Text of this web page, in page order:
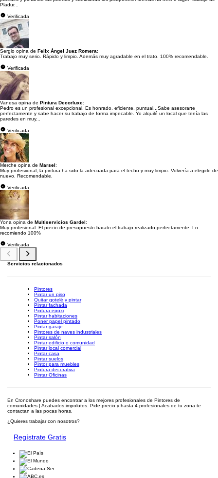
Pladur...
Verificada
Sergio opina de Felix Ángel Juez Romera:
Trabajo muy serio. Rápido y limpio. Además muy agradable en el trato. 100% recomendable.
Verificada
Vanesa opina de Pintura Decorluxe:
Pedro es un profesional excepcional. Es honrado, eficiente, puntual...Sabe asesorarte
perfectamente y sabe hacer su trabajo de forma impecable. Yo alquilé un local que tenía las
paredes en muy...
Verificada
Merche opina de Marsel:
Muy profesiional, la pintura ha sido la adecuada para el techo y muy limpio. Volvería a elegirle de
nuevo. Recomendable.
Verificada
Yona opina de Multiservicios Gardel:
Muy profesional. El precio de presupuesto barato el trabajo realizado perfectamente. Lo
recomiendo 100%
Verificada
Servicios relacionados
Pintores
Pintar un piso
Quitar gotelé y pintar
Pintar fachada
Pintura epoxi
Pintar habitaciones
Poner papel pintado
Pintar garaje
Pintores de naves industriales
Pintar salón
Pintar edificio o comunidad
Pintar local comercial
Pintar casa
Pintar suelos
Pintor para muebles
Pintura decorativa
Pintar Oficinas
En Cronoshare puedes encontrar a los mejores profesionales de Pintores de
comunidades | Acabados impolutos. Pide precio y hasta 4 profesionales de tu zona te
contactan a las pocas horas.
¿Quieres trabajar con nosotros?
Regístrate Gratis